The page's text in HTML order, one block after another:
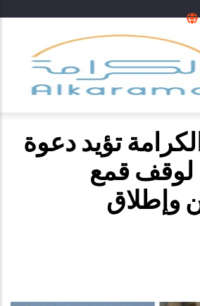
تؤيد دعوة
لوقف قمع
وإطلاق